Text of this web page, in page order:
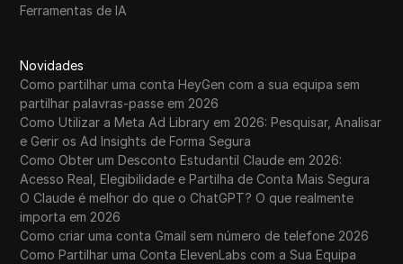
Ferramentas de IA
Novidades
Como partilhar uma conta HeyGen com a sua equipa sem
partilhar palavras-passe em 2026
Como Utilizar a Meta Ad Library em 2026: Pesquisar, Analisar
e Gerir os Ad Insights de Forma Segura
Como Obter um Desconto Estudantil Claude em 2026:
Acesso Real, Elegibilidade e Partilha de Conta Mais Segura
O Claude é melhor do que o ChatGPT? O que realmente
importa em 2026
Como criar uma conta Gmail sem número de telefone 2026
Como Partilhar uma Conta ElevenLabs com a Sua Equipa